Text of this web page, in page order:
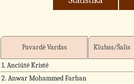
Pavardė Vardas Klubas/Šalis
1. Anciūtė Kristė
2. Anwar Mohammed Farhan